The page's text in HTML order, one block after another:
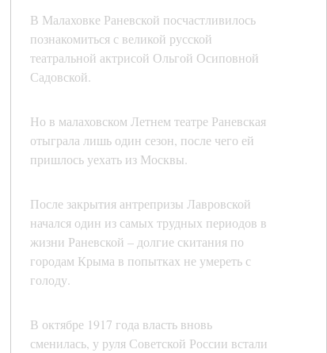
В Малаховке Раневской посчастливилось
познакомиться с великой русской
театральной актрисой Ольгой Осиповной
Садовской.
Но в малаховском Летнем театре Раневская
отыграла лишь один сезон, после чего ей
пришлось уехать из Москвы.
После закрытия антрепризы Лавровской
начался один из самых трудных периодов в
жизни Раневской – долгие скитания по
городам Крыма в попытках не умереть с
голоду.
В октябре 1917 года власть вновь
сменилась, у руля Советской России встали